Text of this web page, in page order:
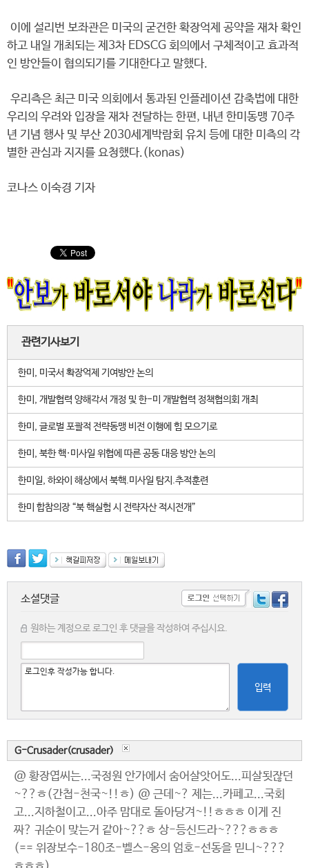
이에 설리번 보좌관은 미국의 굳건한 확장억제 공약을 재차 확인
하고 내일 개최되는 제3차 EDSCG 회의에서 구체적이고 효과적
인 방안들이 협의되기를 기대한다고 말했다.
우리측은 최근 미국 의회에서 통과된 인플레이션 감축법에 대한
우리의 우려와 입장을 재차 전달하는 한편, 내년 한미동맹 70주
년 기념 행사 및 부산 2030세계박람회 유치 등에 대한 미측의 각
별한 관심과 지지를 요청했다.(konas)
코나스 이숙경 기자
관련기사보기
한미, 미국서 확장억제 기여방안 논의
한미, 개발협력 양해각서 개정 및 한-미 개발협력 정책협의회 개최
한미, 글로벌 포괄적 전략동맹 비전 이행에 힘 모으기로
한미, 북한 핵·미사일 위협에 따른 공동 대응 방안 논의
한미일, 하와이 해상에서 북핵.미사일 탐지.추적훈련
한미 합참의장 “북 핵실험 시 전략자산 적시전개”
소셜댓글
원하는 계정으로 로그인 후 댓글을 작성하여 주십시요.
입력
G-Crusader(crusader)
@ 황장엽씨는...국정원 안가에서 숨어살앗어도...피살됫잖던
~??ㅎ(간첩-천국~!!ㅎ) @ 근데~? 제는...카페고...국회
고...지하철이고...아주 맘대로 돌아당겨~!!ㅎㅎㅎ 이게 진
짜? 귀순이 맞는거 같아~??ㅎ 상-등신드라~???ㅎㅎㅎ
(== 위장보수-180조-벨스-옹의 엄호-선동을 믿니~???